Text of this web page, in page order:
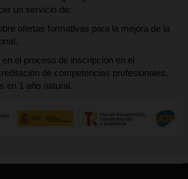
un servicio de:
ofertas formativas para la mejora de la
el proceso de inscripción en el
de competencias profesionales.
en 1 año natural.